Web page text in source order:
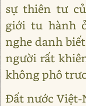
sự thiên tư
giới tu hành
nghe danh
người rất
không phô
Đất nước